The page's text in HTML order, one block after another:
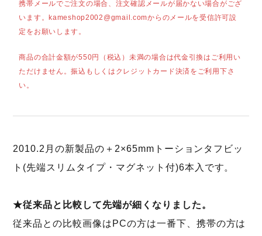
携帯メールでご注文の場合、注文確認メールが届かない場合がござ
います。kameshop2002@gmail.comからのメールを受信許可設
定をお願いします。
商品の合計金額が550円（税込）未満の場合は代金引換はご利用い
ただけません。振込もしくはクレジットカード決済をご利用下さ
い。
2010.2月の新製品の＋2×65mmトーションタフビッ
ト(先端スリムタイプ・マグネット付)6本入です。
★従来品と比較して先端が細くなりました。
従来品との比較画像はPCの方は一番下、携帯の方は